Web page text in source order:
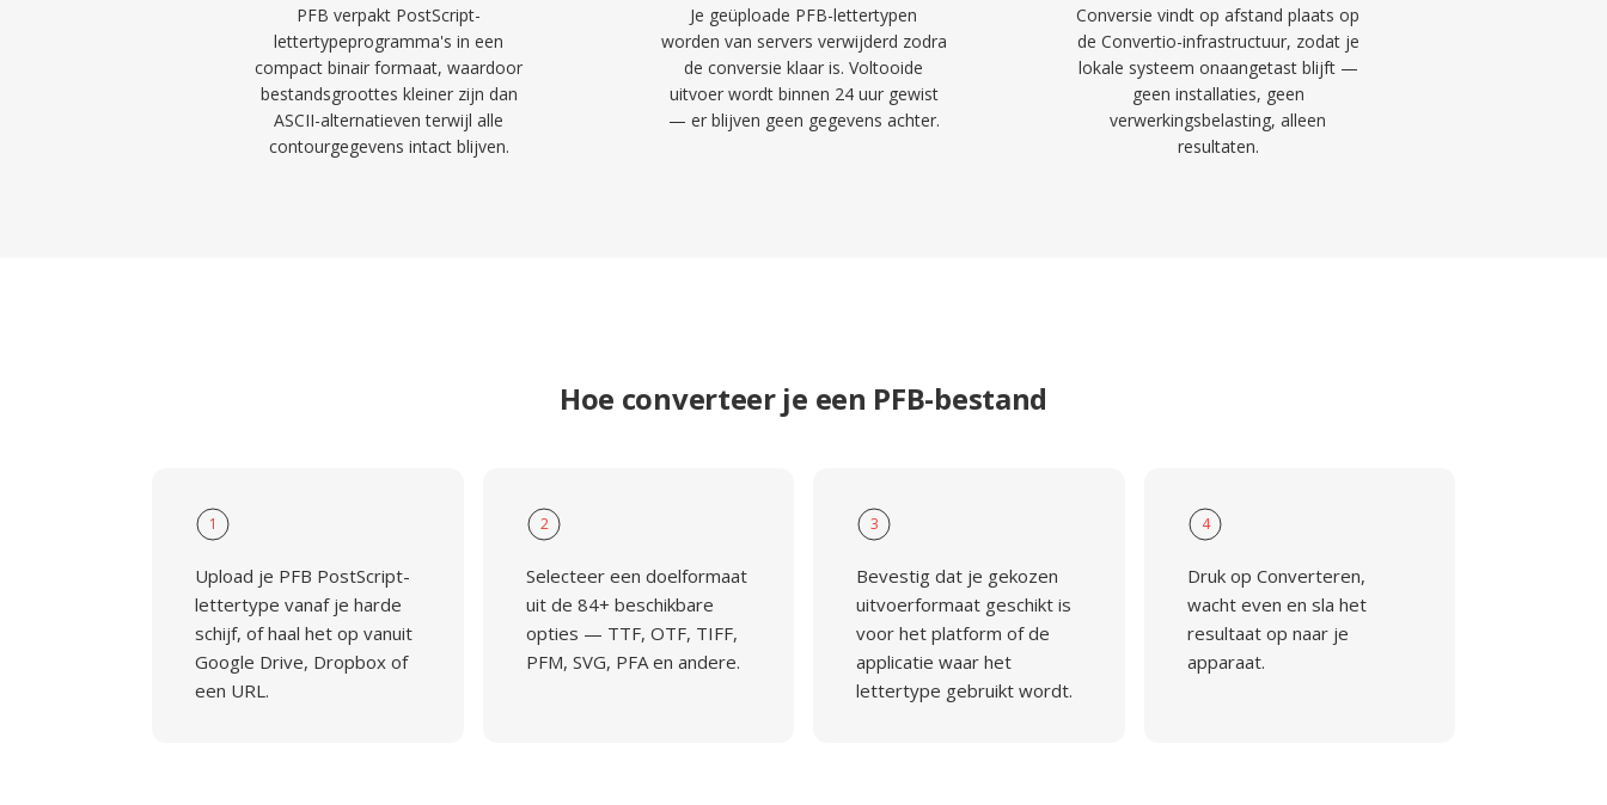
PFB verpakt PostScript-
lettertypeprogramma's in een
compact binair formaat, waardoor
bestandsgroottes kleiner zijn dan
ASCII-alternatieven terwijl alle
contourgegevens intact blijven.
Je geüploade PFB-lettertypen
worden van servers verwijderd zodra
de conversie klaar is. Voltooide
uitvoer wordt binnen 24 uur gewist
— er blijven geen gegevens achter.
Conversie vindt op afstand plaats op
de Convertio-infrastructuur, zodat je
lokale systeem onaangetast blijft —
geen installaties, geen
verwerkingsbelasting, alleen
resultaten.
Hoe converteer je een PFB-bestand
1
Upload je PFB PostScript-
lettertype vanaf je harde
schijf, of haal het op vanuit
Google Drive, Dropbox of
een URL.
2
Selecteer een doelformaat
uit de 84+ beschikbare
opties — TTF, OTF, TIFF,
PFM, SVG, PFA en andere.
3
Bevestig dat je gekozen
uitvoerformaat geschikt is
voor het platform of de
applicatie waar het
lettertype gebruikt wordt.
4
Druk op Converteren,
wacht even en sla het
resultaat op naar je
apparaat.